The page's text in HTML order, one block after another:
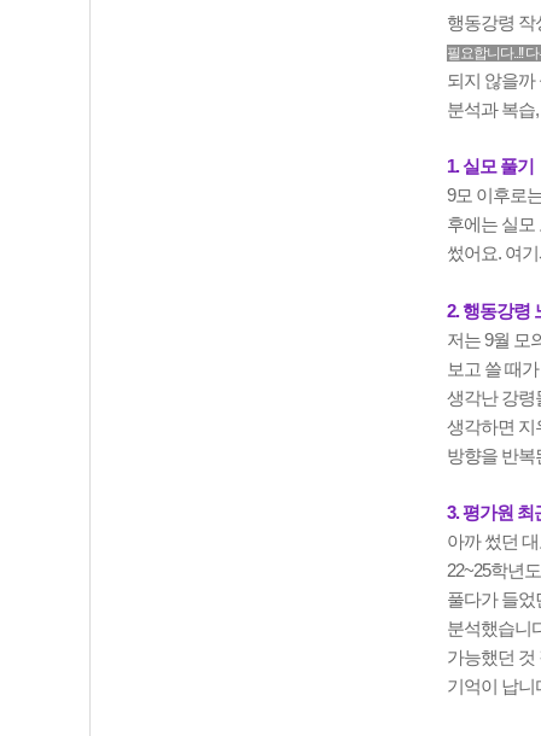
행동강령 작
필요합니다..!!
되지 않을까
분석과 복습
1. 실모 풀기
9모 이후로
후에는 실모
썼어요. 여
2. 행동강령
저는 9월 모
보고 쓸 때
생각난 강령
생각하면 지
방향을 반복
3. 평가원 최
아까 썼던
22~25학년
풀다가 들었
분석했습니
가능했던 것
기억이 납니